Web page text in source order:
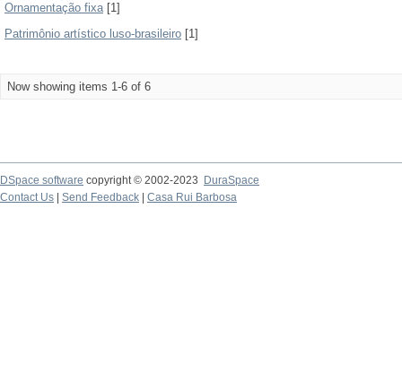
Ornamentação fixa[1]
Patrimônio artístico luso-brasileiro [1]
Now showing items 1-6 of 6
DSpace software copyright © 2002-2023
DuraSpace
Contact Us
Send Feedback Casa Rui Barbosa